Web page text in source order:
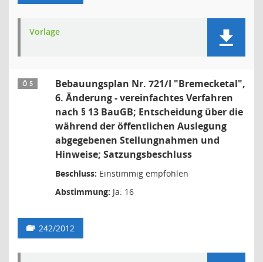
Vorlage
Ö 5
Bebauungsplan Nr. 721/I "Bremecketal",
6. Änderung - vereinfachtes Verfahren
nach § 13 BauGB; Entscheidung über die
während der öffentlichen Auslegung
abgegebenen Stellungnahmen und
Hinweise; Satzungsbeschluss
Beschluss: Einstimmig empfohlen
Abstimmung: Ja: 16
242/2012